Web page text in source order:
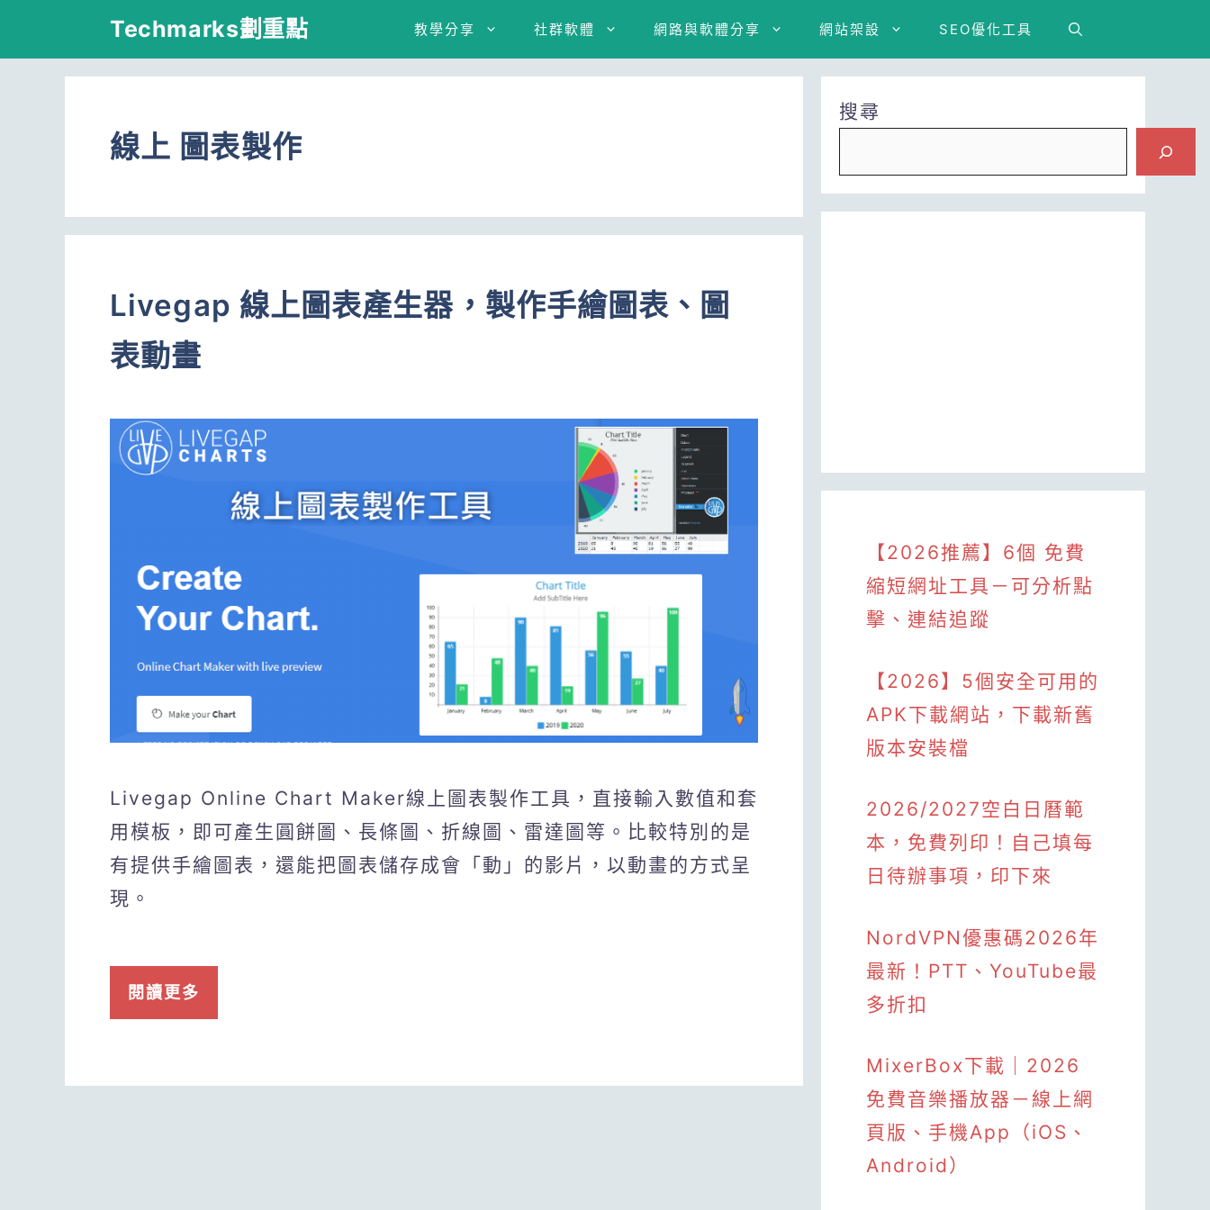
Techmarks劃重點 教學分享 社群軟體 網路與軟體分享 網站架設 SEO優化工具
線上 圖表製作
Livegap 線上圖表產生器，製作手繪圖表、圖
表動畫
Livegap Online Chart Maker線上圖表製作工具，直接輸入數值和套
用模板，即可產生圓餅圖、長條圖、折線圖、雷達圖等。比較特別的是
有提供手繪圖表，還能把圖表儲存成會「動」的影片，以動畫的方式呈
現。
閱讀更多
搜尋
【2026推薦】6個 免費
縮短網址工具－可分析點
擊、連結追蹤
【2026】5個安全可用的
APK下載網站，下載新舊
版本安裝檔
2026/2027空白日曆範
本，免費列印！自己填每
日待辦事項，印下來
NordVPN優惠碼2026年
最新！PTT、YouTube最
多折扣
MixerBox下載｜2026
免費音樂播放器－線上網
頁版、手機App（iOS、
Android）